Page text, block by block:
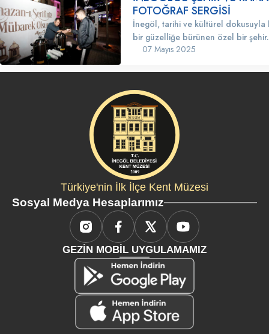
FOTOĞRAF SERGİSİ
İnegöl, tarihi ve kültürel dokusuyla
bir güzelliğe bürünen özel bir
ayı geldiğinde, bu atmosfer çok
ve insanların dayanışma içinde
bambaşka bir ruh katıyor.
Ramazan” Fotoğraf Sergisi, tam da
amaçlayan özel bir etkinlik olarak
buluşuyor.Sergide, Ramazan
izler en özel karelerle sunuluyor.
sanatçılarının objektifinden,
coşkusunu, iftar anlarının
vakitlerinin huzurunu hissetmek
zamanda, geleneksel Ramazan
meydanlar, çocukların coşkulu
yaşanan dayanışma gibi pek çok
kendine yer buluyor.Bu sergi,
sunmakla kalmıyor, aynı
arasında bir köprü kuruyor.
Ramazanlarına dair nostaljik
Ramazanlarının modern ama bir
geleneksel izlerini bir araya
özel bir deneyim yaşatıyor.
07 Mayıs 2025
Türkiye'nin İlk İlçe Kent Müzesi
Sosyal Medya Hesaplarımız
GEZİN MOBİL UYGULAMAMIZ